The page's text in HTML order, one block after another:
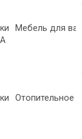
Мебель для
Отопительное